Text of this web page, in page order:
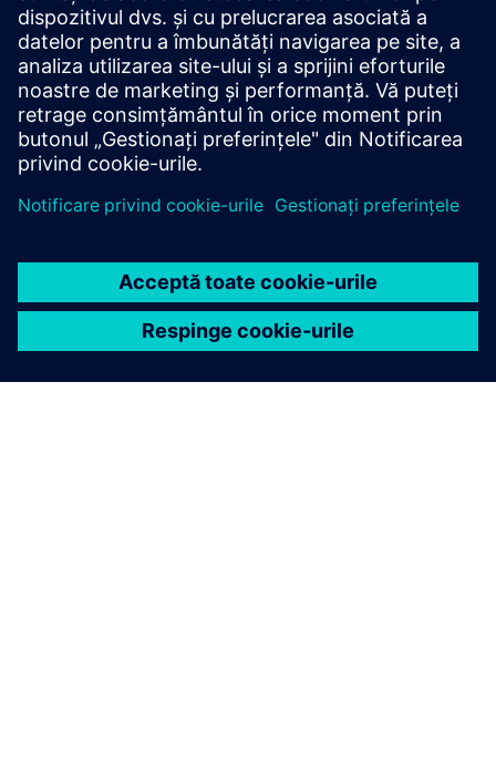
întreținere și certificările într-un singur pașaport digital.
Acest lucru îmbunătățește conformitatea, susține
întreținerea predictivă, reduce timpii de nefuncționare și
asigură operațiuni sigure și eficiente ale instalațiilor
chimice.